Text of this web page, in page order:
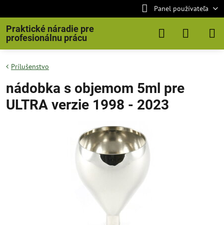
Panel používateľa
Praktické náradie pre
profesionálnu prácu
Prílušenstvo
nádobka s objemom 5ml pre
ULTRA verzie 1998 - 2023